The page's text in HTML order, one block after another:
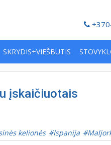
SKRYDIS+VIEŠBUTIS
įskaičiuotais
kelionės Ispanija